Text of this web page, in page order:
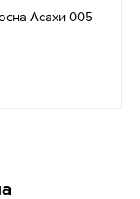
Асахи 005